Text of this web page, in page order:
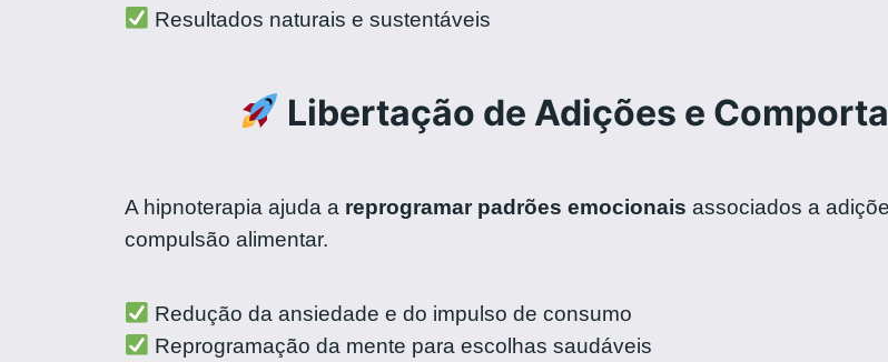
Resultados naturais e sustentáveis
Libertação de Adições e
A hipnoterapia ajuda a reprogramar padrões emocionais associados a
compulsão alimentar.
Redução da ansiedade e do impulso de consumo
Reprogramação da mente para escolhas saudáveis